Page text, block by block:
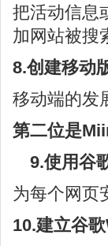
把活动信息
加网站被搜
8.创建移动
移动端的发
第二位是
9.使用谷
为每个网页
10.建立谷